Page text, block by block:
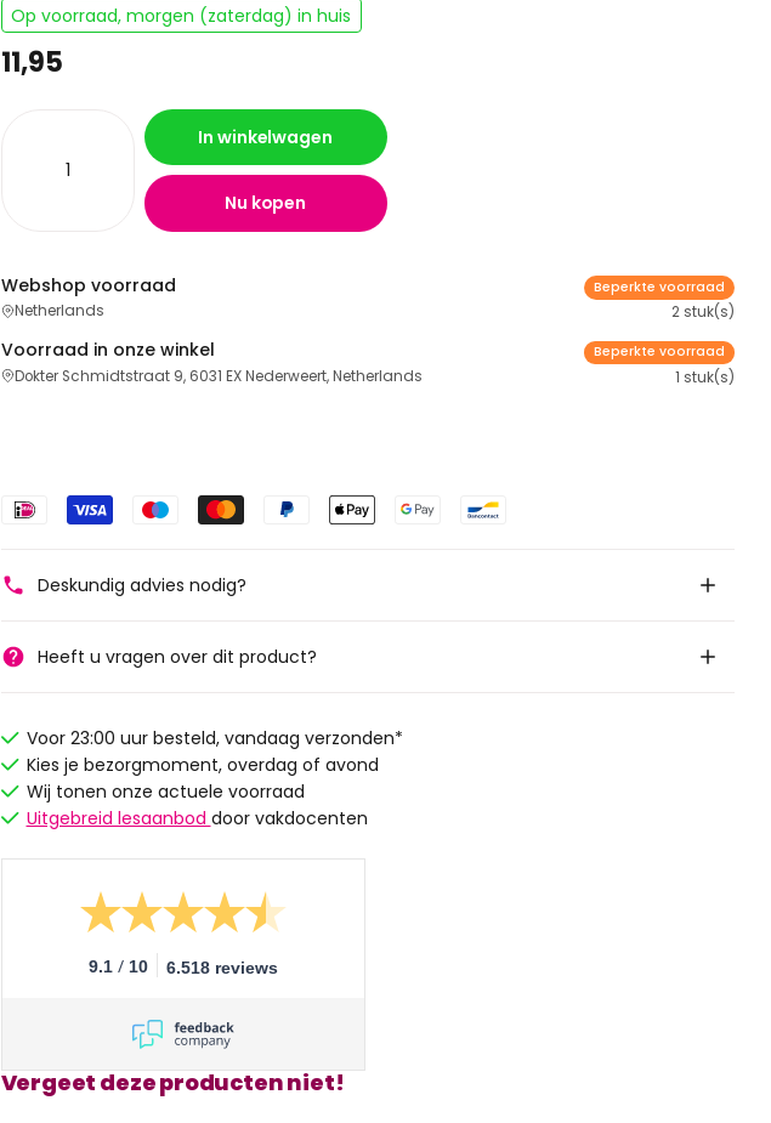
Op voorraad, morgen (zaterdag) in huis
11,95
In winkelwagen
Nu kopen
Webshop voorraad
Netherlands
Beperkte voorraad
2 stuk(s)
Voorraad in onze winkel
Dokter Schmidtstraat 9, 6031 EX Nederweert, Netherlands
Beperkte voorraad
1 stuk(s)
Deskundig advies nodig?
Heeft u vragen over dit product?
Voor 23:00 uur besteld, vandaag verzonden*
Kies je bezorgmoment, overdag of avond
Wij tonen onze actuele voorraad
Uitgebreid lesaanbod door vakdocenten
9.1 / 10 6.518 reviews
Vergeet deze producten niet!